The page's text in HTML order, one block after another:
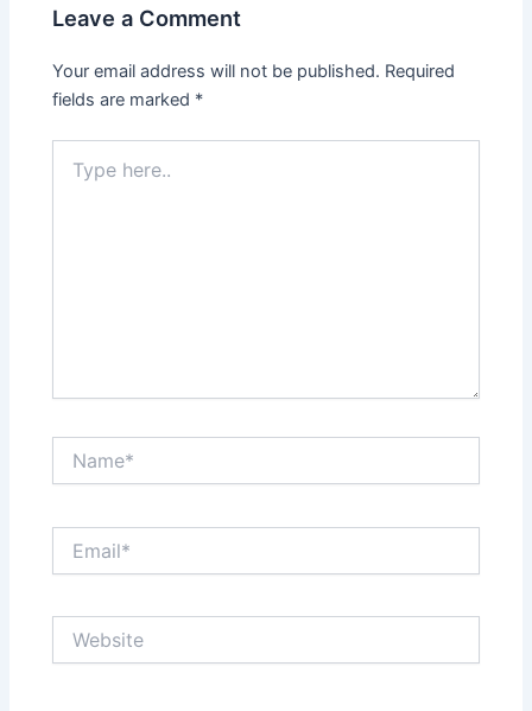
Leave a Comment
Your email address will not be published. Required
fields are marked *
here..